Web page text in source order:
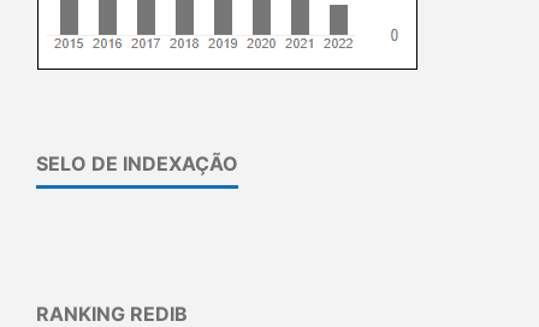
SELO DE INDEXAÇÃO
RANKING REDIB